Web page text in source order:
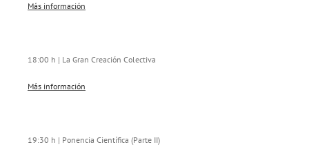
Más información
18:00 h | La Gran Creación Colectiva
Más información
19:30 h | Ponencia Científica (Parte II)